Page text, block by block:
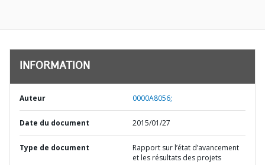
INFORMATION
Auteur 0000A8056;
Date du document 2015/01/27
Type de document
Rapport sur l’état d’avancement
et les résultats des projets